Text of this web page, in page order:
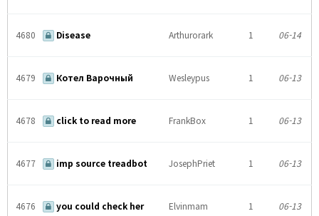
4680 Disease Arthurorark 1 06-14
4679 Котел Варочный Wesleypus 1 06-13
4678 click to read more FrankBox 1 06-13
4677 imp source treadbot JosephPriet 1 06-13
4676 you could check her Elvinmam 1 06-13